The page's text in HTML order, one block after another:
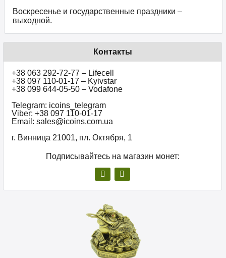
Воскресенье и государственные праздники –
выходной.
Контакты
+38 063 292-72-77 – Lifecell
+38 097 110-01-17 – Kyivstar
+38 099 644-05-50 – Vodafone
Telegram: icoins_telegram
Viber: +38 097 110-01-17
Email: sales@icoins.com.ua
г. Винница 21001, пл. Октября, 1
Подписывайтесь на магазин монет: